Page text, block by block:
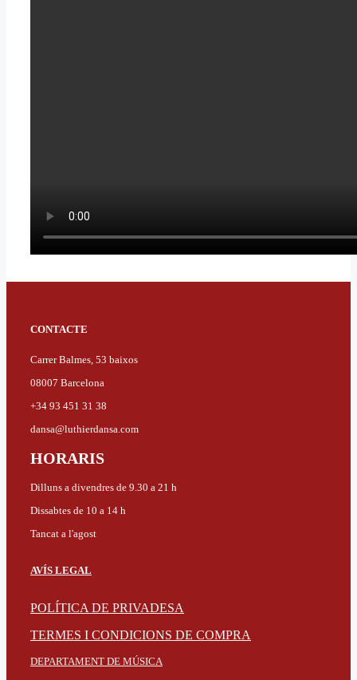
CONTACTE
Carrer Balmes, 53 baixos
08007 Barcelona
+34 93 451 31 38
dansa@luthierdansa.com
HORARIS
Dilluns a divendres de 9.30 a 21 h
Dissabtes de 10 a 14 h
Tancat a l'agost
AVÍS LEGAL
POLÍTICA DE PRIVADESA
TERMES I CONDICIONS DE COMPRA
DEPARTAMENT DE MÚSICA